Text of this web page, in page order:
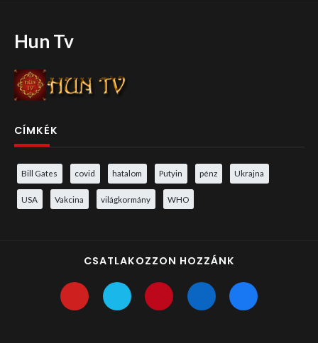
Hun Tv
CÍMKÉK
Bill Gates covid hatalom Putyin pénz Ukrajna
USA Vakcina világkormány WHO
CSATLAKOZZON HOZZÁNK